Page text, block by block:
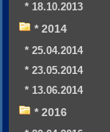
* 18.10.2013
* 2014
* 25.04.2014
* 23.05.2014
* 13.06.2014
* 2016